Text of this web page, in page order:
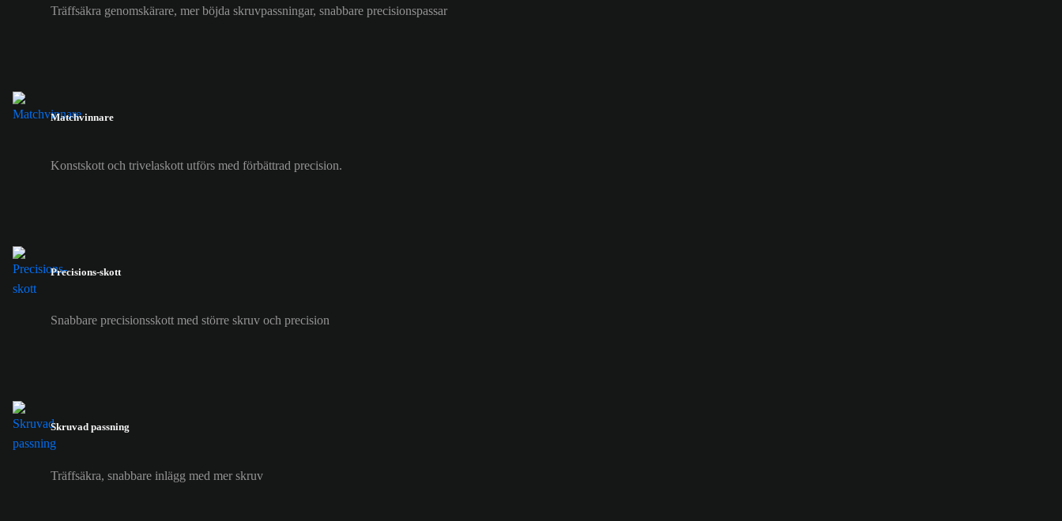
Träffsäkra genomskärare, mer böjda skruvpassningar, snabbare precisionspassar
Matchvinnare
Konstskott och trivelaskott utförs med förbättrad precision.
Precisions-skott
Snabbare precisionsskott med större skruv och precision
Skruvad passning
Träffsäkra, snabbare inlägg med mer skruv